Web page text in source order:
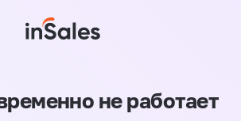
не работает